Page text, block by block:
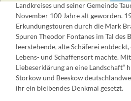
Landkreises und seiner Gemeinde
November 100 Jahre alt geworden.
Erkundungstouren durch die Mark
Spuren Theodor Fontanes im Tal des
leerstehende, alte Schäferei
Lebens- und Schaffensort machte.
Liebeserklärung an eine Landschaft“
Storkow und Beeskow
ihr ein bleibendes Denkmal gesetzt.